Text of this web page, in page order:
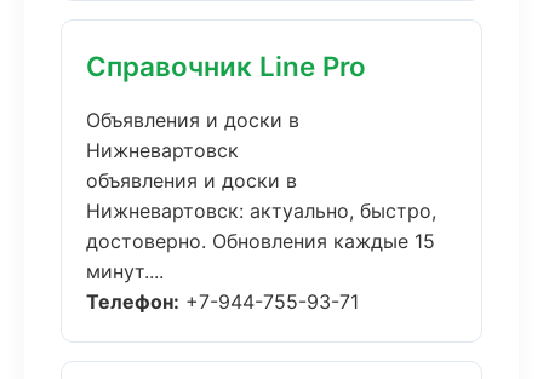
Справочник Line Pro
Объявления и доски в
Нижневартовск
объявления и доски в
Нижневартовск: актуально, быстро,
достоверно. Обновления каждые 15
минут....
Телефон: +7-944-755-93-71